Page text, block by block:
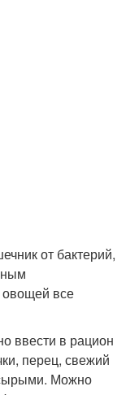
от бактерий,
все
ввести в рацион
перец, свежий
Можно